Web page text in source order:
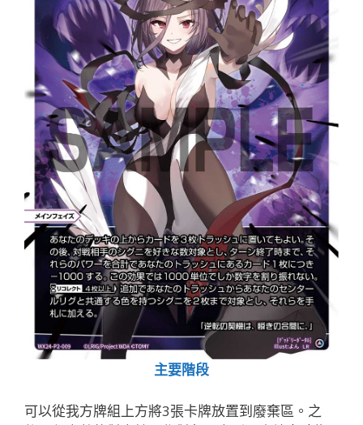
主要階段
可以從我方牌組上方將3張卡牌放置到廢棄區。之